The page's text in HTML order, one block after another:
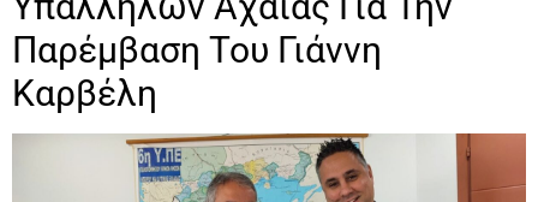
Παρέμβαση Του Γιάννη
Καρβέλη